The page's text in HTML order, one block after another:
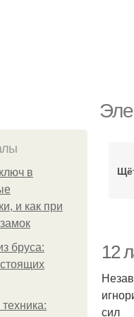
в
и как при
бруса:
12
сил